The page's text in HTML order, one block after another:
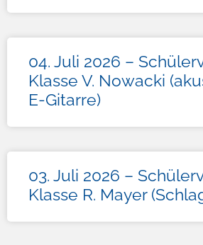
04. Juli 2026 –
Klasse V. Nowacki
E-Gitarre)
03. Juli 2026 –
Klasse R. Mayer